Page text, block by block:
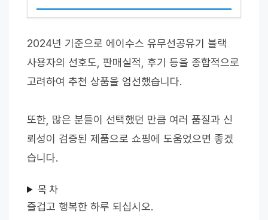
2024년 기준으로 에이수스 유무선공유기 블랙
사용자의 선호도, 판매실적, 후기 등을 종합적으로
고려하여 추천 상품을 엄선했습니다.
또한, 많은 분들이 선택했던 만큼 여러 품질과 신
뢰성이 검증된 제품으로 쇼핑에 도움었으면 좋겠
습니다.
목 차
즐겁고 행복한 하루 되십시오.